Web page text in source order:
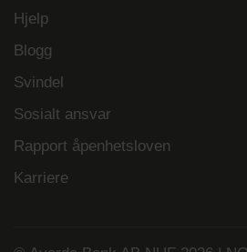
Hjelp
Blogg
Svindel
Sosialt ansvar
Rapport åpenhetsloven
Karriere